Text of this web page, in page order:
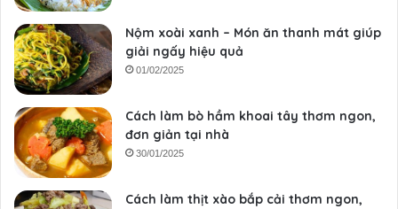
Nộm xoài xanh – Món ăn thanh mát giúp
giải ngấy hiệu quả
01/02/2025
Cách làm bò hầm khoai tây thơm ngon,
đơn giản tại nhà
30/01/2025
Cách làm thịt xào bắp cải thơm ngon,